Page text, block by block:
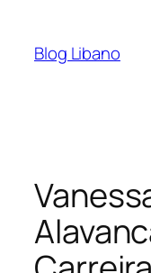
Blog Libano